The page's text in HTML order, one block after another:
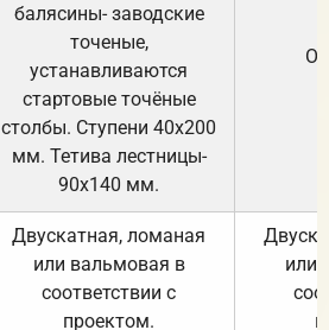
балясины- заводские
точеные,
устанавливаются
стартовые точёные
столбы. Ступени 40х200
мм. Тетива лестницы-
90х140 мм.
Двускатная, ломаная
или вальмовая в
соответствии с
проектом.
или